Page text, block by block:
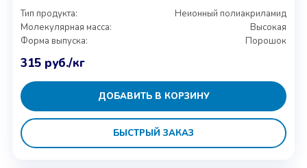
Тип продукта:
Неионный полиакриламид
Молекулярная масса:
Высокая
Форма выпуска:
Порошок
315 руб./кг
ДОБАВИТЬ В КОРЗИНУ
БЫСТРЫЙ ЗАКАЗ